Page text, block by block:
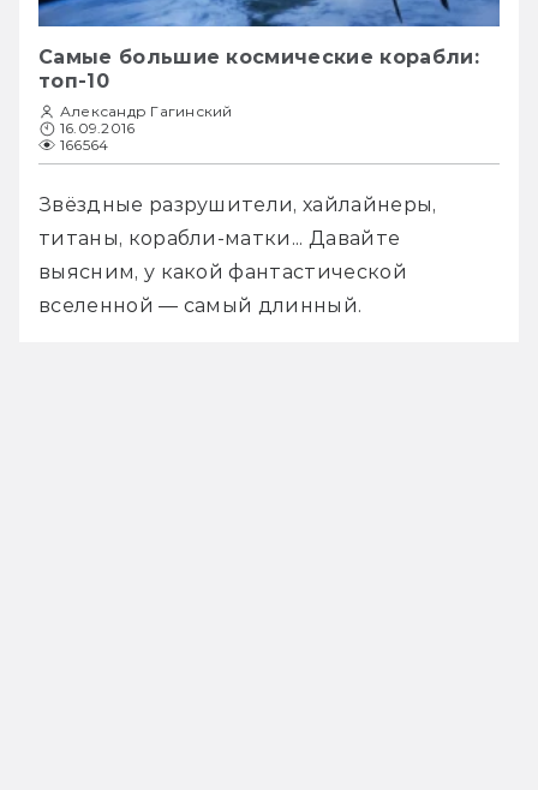
Самые большие космические корабли:
топ-10
Александр Гагинский
16.09.2016
166564
Звёздные разрушители, хайлайнеры,
титаны, корабли-матки... Давайте
выясним, у какой фантастической
вселенной — самый длинный.